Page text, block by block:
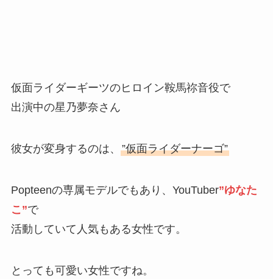
仮面ライダーギーツのヒロイン鞍馬祢音役で
出演中の星乃夢奈さん
彼女が変身するのは、 ”仮面ライダーナーゴ”
Popteenの専属モデルでもあり、YouTuber”ゆなた
こ”で
活動していて人気もある女性です。
とっても可愛い女性ですね。